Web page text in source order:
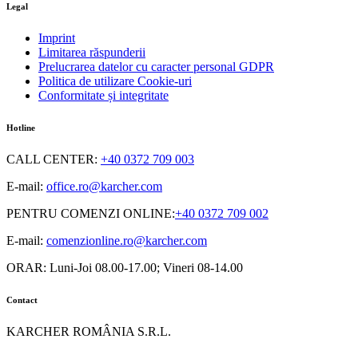
Legal
Imprint
Limitarea răspunderii
Prelucrarea datelor cu caracter personal GDPR
Politica de utilizare Cookie-uri
Conformitate și integritate
Hotline
CALL CENTER: +40 0372 709 003
E-mail: office.ro@karcher.com
PENTRU COMENZI ONLINE:+40 0372 709 002
E-mail: comenzionline.ro@karcher.com
ORAR: Luni-Joi 08.00-17.00; Vineri 08-14.00
Contact
KARCHER ROMÂNIA S.R.L.